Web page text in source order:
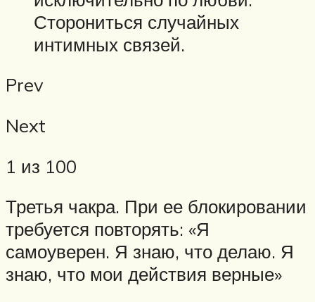
Сторониться случайных
интимных связей.
Prev
Next
1 из 100
Третья чакра. При ее блокировании
требуется повторять: «Я
самоуверен. Я знаю, что делаю. Я
знаю, что мои действия верные»